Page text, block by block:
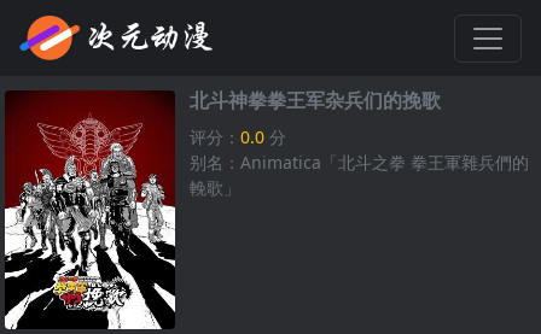
北斗神拳拳王军杂兵们的挽歌
评分：0.0 分
别名：Animatica「北斗之拳 拳王軍雜兵們的
輓歌」